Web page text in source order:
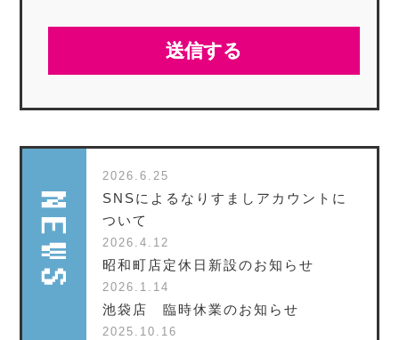
2026.6.25
SNSによるなりすましアカウントに
ついて
2026.4.12
昭和町店定休日新設のお知らせ
2026.1.14
池袋店 臨時休業のお知らせ
2025.10.16